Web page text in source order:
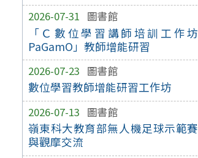
2026-07-31 圖書館
「Ｃ數位學習講師培訓工作坊
PaGamO」教師增能研習
2026-07-23 圖書館
數位學習教師增能研習工作坊
2026-07-13 圖書館
嶺東科大教育部無人機足球示範賽
與觀摩交流